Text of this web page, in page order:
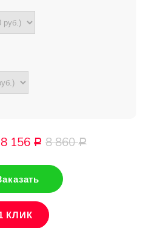
8 156 Р 8 860Р
КЛИК